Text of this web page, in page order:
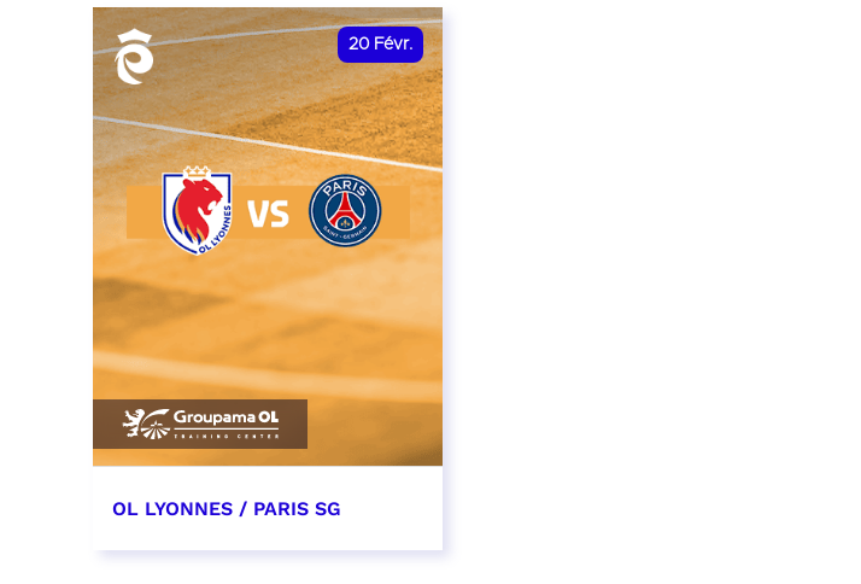
20 Févr.
OL LYONNES / PARIS SG